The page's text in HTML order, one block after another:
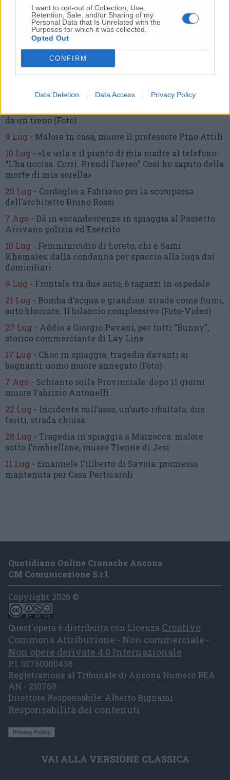
I want to opt-out of Collection, Use,
Retention, Sale, and/or Sharing of my
Personal Data that Is Unrelated with the
Purposes for which it was collected.
Opted Out
CONFIRM
Data Deletion Data Access Privacy Policy
-Scontro tra auto e moto a Numana:
gravissimo un centauroin eliambulanza a Torrette
24 Lug-Maltrattamenti all’asilo, parla il sindaco:
«Notifica arrivata in mattinata,
sono andati lì»
da un treno (Foto)
9 Lug - Malore in casa, muore il professore Pino Attili
10 Lug - «Le urla e il pianto di mia madre al telefono:
“L’ha uccisa. Corri. Prendi l’aereo” Così ho saputo della
morte di mia sorella»
20 Lug - Cordoglio a Fabriano per la scomparsa
dell’architetto Bruno Rossi
7 Ago - Dà in escandescenze in spiaggia al Passetto.
Arrivano polizia ed Esercito
10 Lug - Femminicidio di Loreto, chi è Sami
Khemaies: dalla condanna per spaccio alla fuga dai
domiciliari
9 Lug - Frontale tra due auto, 6 ragazzi in ospedale
21 Lug - Bomba d’acqua e grandine: strade come fiumi,
auto bloccate. Il bilancio complessivo (Foto-Video)
27 Lug - Addio a Giorgio Pavani, per tutti “Bunny”,
storico commerciante di Lay Line
17 Lug - Choc in spiaggia, tragedia davanti ai
bagnanti:uomo muore annegato (Foto)
7 Ago - Schianto sulla Provinciale: dopo 11 giorni
muore Fabrizio Antonelli
22 Lug - Incidente sull’asse, un’auto ribaltata: due
feriti, strada chiusa
28 Lug - Tragedia in spiaggia a Marzocca: malore
sotto l’ombrellone, muore 71enne di Jesi
11 Lug - Emanuele Filiberto di Savoia: promessa
mantenuta per Casa Perticaroli
Quotidiano Online Cronache Ancona
CM Comunicazione S.r.l.
Copyright 2026 ©
Quest'opera è distribuita con Licenza Creative
Commons Attribuzione - Non commerciale -
Non opere derivate 4.0 Internazionale
P.I. 01760000438
Registrazione al Tribunale di Ancona Numero REA
AN - 210769
Direttore Responsabile: Alberto Bignami
Responsabilità dei contenuti
VAI ALLA VERSIONE CLASSICA